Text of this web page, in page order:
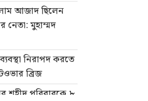
আজাদ ছিলেন
মুহাম্মদ
নিরাপদ করতে
ব্রিজ
শহীদ পরিবারকে ৮